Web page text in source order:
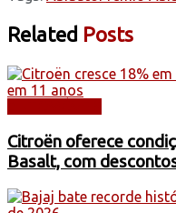
Related Posts
Citroën oferece
Basalt, com